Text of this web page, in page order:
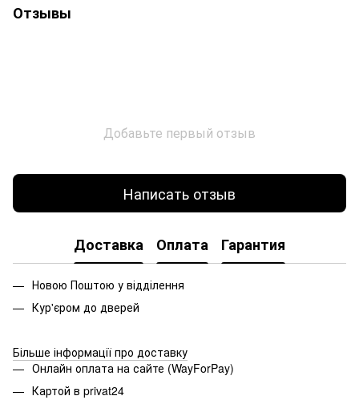
Отзывы
Добавьте первый отзыв
Написать отзыв
Доставка Оплата Гарантия
Новою Поштою у відділення
Кур'єром до дверей
Більше інформації про доставку
Онлайн оплата на сайте (WayForPay)
Картой в privat24